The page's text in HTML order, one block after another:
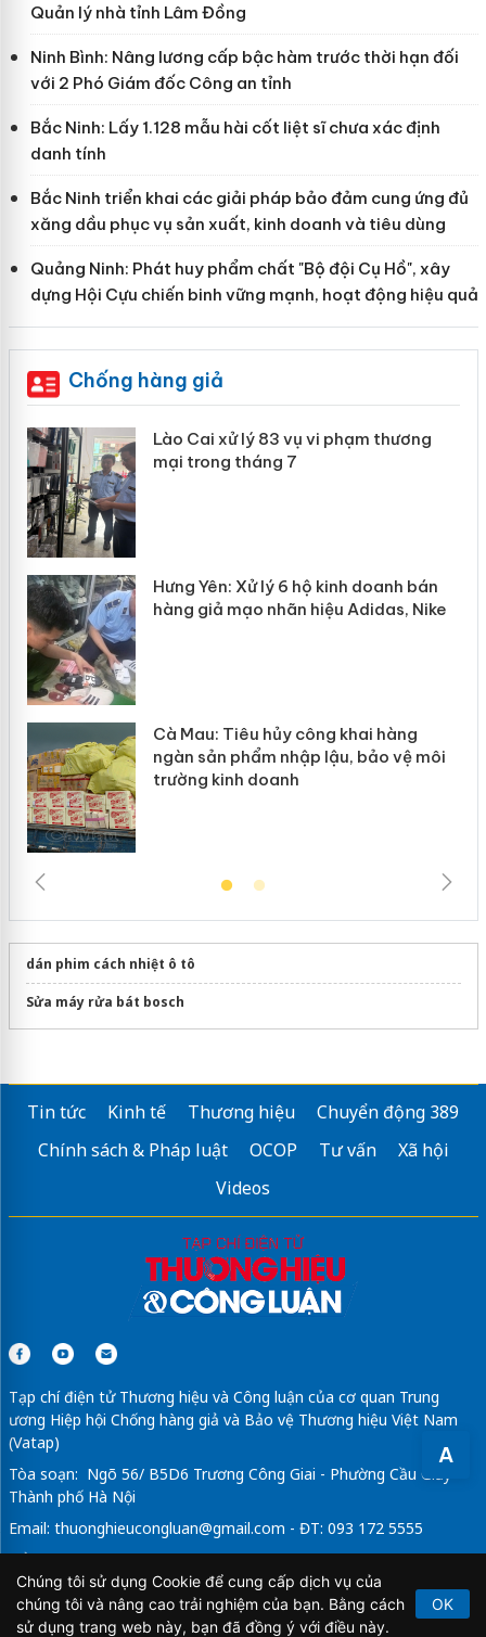
A
Quản lý nhà tỉnh Lâm Đồng
Ninh Bình: Nâng lương cấp bậc hàm trước thời hạn đối
với 2 Phó Giám đốc Công an tỉnh
Bắc Ninh: Lấy 1.128 mẫu hài cốt liệt sĩ chưa xác định
danh tính
Bắc Ninh triển khai các giải pháp bảo đảm cung ứng đủ
xăng dầu phục vụ sản xuất, kinh doanh và tiêu dùng
Quảng Ninh: Phát huy phẩm chất "Bộ đội Cụ Hồ", xây
dựng Hội Cựu chiến binh vững mạnh, hoạt động hiệu quả
Chống hàng giả
Lào Cai xử lý 83 vụ vi phạm thương
mại trong tháng 7
Hưng Yên: Xử lý 6 hộ kinh doanh bán
hàng giả mạo nhãn hiệu Adidas, Nike
Cà Mau: Tiêu hủy công khai hàng
ngàn sản phẩm nhập lậu, bảo vệ môi
trường kinh doanh
dán phim cách nhiệt ô tô
Sửa máy rửa bát bosch
Tin tức Kinh tế Thương hiệu
Chuyển động 389
Chính sách & Pháp luật
OCOP Tư vấn
Xã hội
Videos
Tạp chí điện tử Thương hiệu và Công luận của cơ quan Trung
ương Hiệp hội Chống hàng giả và Bảo vệ Thương hiệu Việt Nam
(Vatap)
Tòa soạn: Ngõ 56/ B5D6 Trương Công Giai - Phường Cầu Giấy -
Thành phố Hà Nội
Email: thuonghieucongluan@gmail.com - ĐT: 093 172 5555
Tổng Biên Tập: Vũ Đức Thuận
Giấy phép hoạt động báo chí điện tử số 64/GP-BTTTT do Bộ
Thông tin và Truyền thông cấp ngày 21/2/2020.
Chúng tôi sử dụng Cookie để cung cấp dịch vụ của
chúng tôi và nâng cao trải nghiệm của bạn. Bằng cách
sử dụng trang web này, bạn đã đồng ý với điều này.
OK